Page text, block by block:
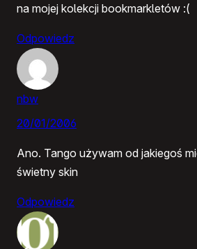
na mojej kolekcji bookmarkletów :(
Odpowiedz
nbw
20/01/2006
Ano. Tango używam od jakiegoś
świetny skin
Odpowiedz